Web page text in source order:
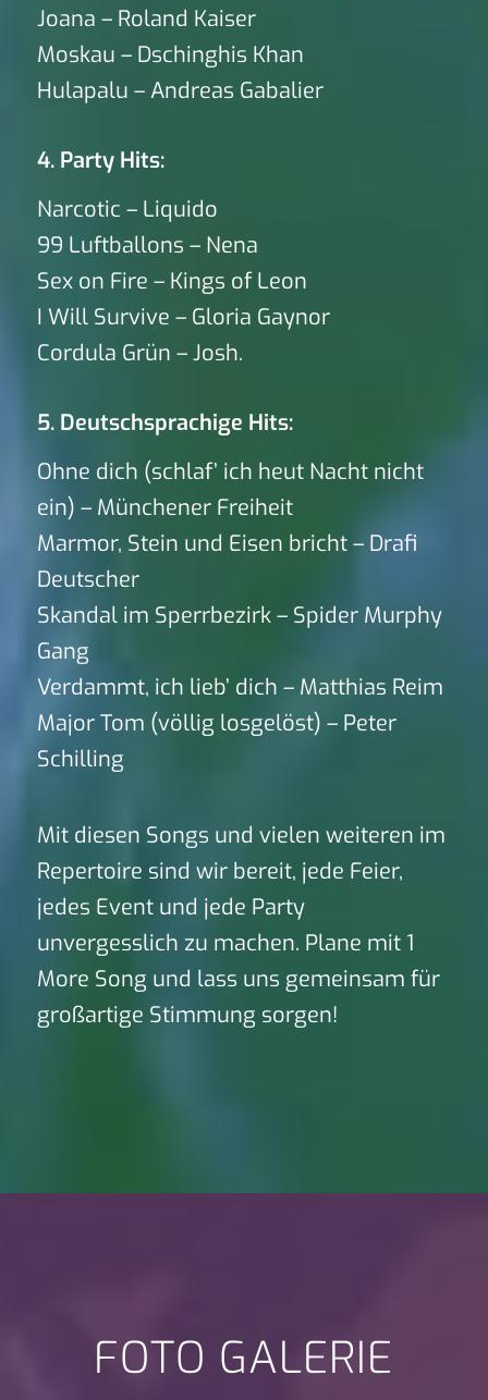
Joana – Roland Kaiser
Moskau – Dschinghis Khan
Hulapalu – Andreas Gabalier
4. Party Hits:
Narcotic – Liquido
99 Luftballons – Nena
Sex on Fire – Kings of Leon
I Will Survive – Gloria Gaynor
Cordula Grün – Josh.
5. Deutschsprachige Hits:
Ohne dich (schlaf’ ich heut Nacht nicht
ein) – Münchener Freiheit
Marmor, Stein und Eisen bricht – Drafi
Deutscher
Skandal im Sperrbezirk – Spider Murphy
Gang
Verdammt, ich lieb’ dich – Matthias Reim
Major Tom (völlig losgelöst) – Peter
Schilling
Mit diesen Songs und vielen weiteren im
Repertoire sind wir bereit, jede Feier,
jedes Event und jede Party
unvergesslich zu machen. Plane mit 1
More Song und lass uns gemeinsam für
großartige Stimmung sorgen!
FOTO GALERIE